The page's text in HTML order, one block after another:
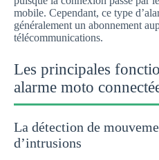
mobile. Cependant, ce type
généralement un abonnement
télécommunications.
Les principales
alarme moto
La détection de
d’intrusions